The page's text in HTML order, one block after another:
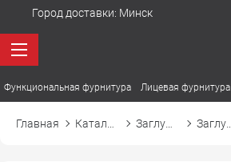
Город доставки: Минск
Функциональная фурнитура Лицевая фурнитура
Главная